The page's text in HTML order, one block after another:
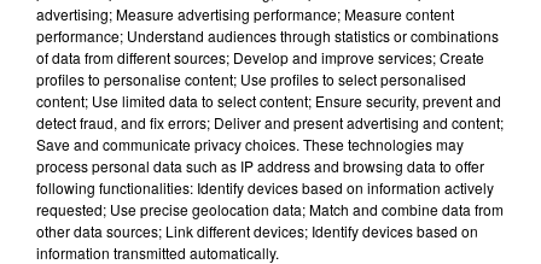
advertising; Measure advertising performance; Measure content
performance; Understand audiences through statistics or combinations
of data from different sources; Develop and improve services; Create
profiles to personalise content; Use profiles to select personalised
content; Use limited data to select content; Ensure security, prevent and
detect fraud, and fix errors; Deliver and present advertising and content;
Save and communicate privacy choices. These technologies may
process personal data such as IP address and browsing data to offer
following functionalities: Identify devices based on information actively
requested; Use precise geolocation data; Match and combine data from
other data sources; Link different devices; Identify devices based on
information transmitted automatically.